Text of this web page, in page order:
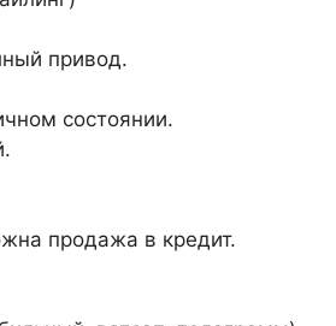
привод.
состоянии.
продажа в кредит.